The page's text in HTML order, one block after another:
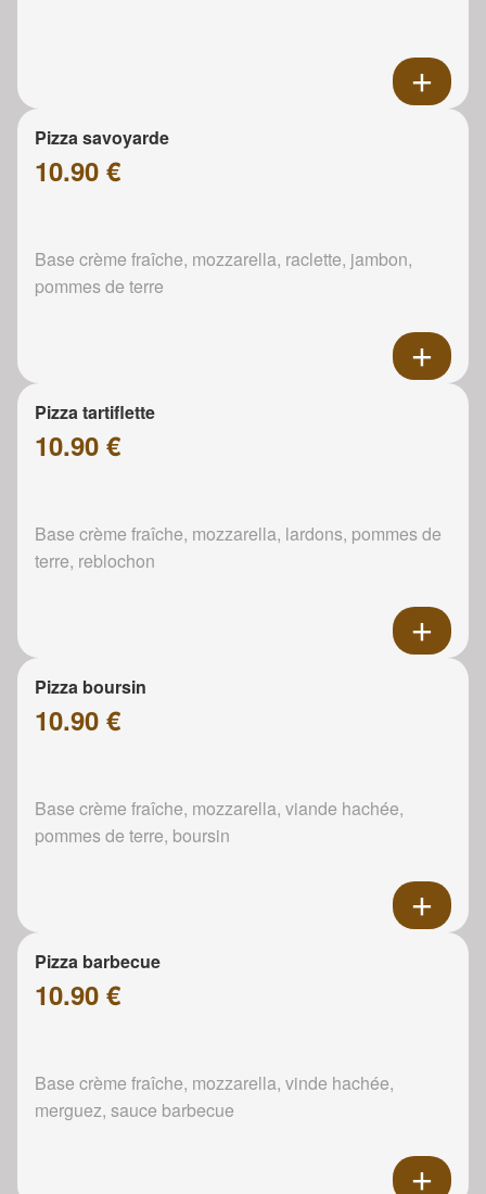
Pizza savoyarde
10.90 €
Base crème fraîche, mozzarella, raclette, jambon,
pommes de terre
Pizza tartiflette
10.90 €
Base crème fraîche, mozzarella, lardons, pommes de
terre, reblochon
Pizza boursin
10.90 €
Base crème fraîche, mozzarella, viande hachée,
pommes de terre, boursin
Pizza barbecue
10.90 €
Base crème fraîche, mozzarella, vinde hachée,
merguez, sauce barbecue